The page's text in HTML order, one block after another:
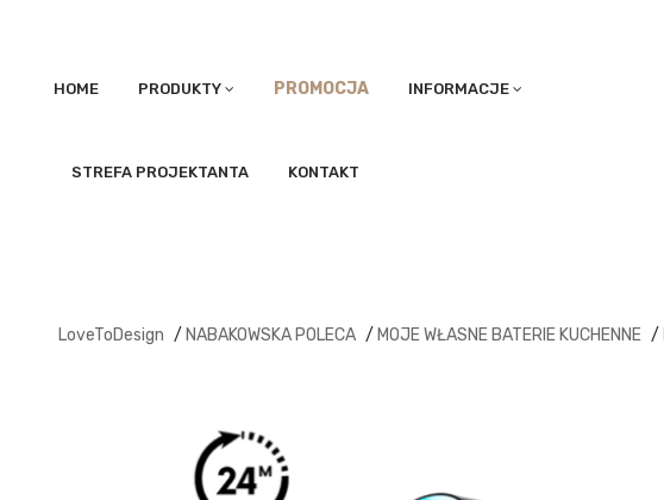
HOME PRODUKTY PROMOCJA INFORMACJE
STREFA PROJEKTANTA KONTAKT
LoveToDesign / NABAKOWSKA POLECA / MOJE WŁASNE BATERIE KUCHENNE /